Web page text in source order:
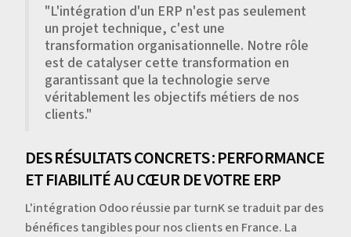
"L'intégration d'un ERP n'est pas seulement
un projet technique, c'est une
transformation organisationnelle. Notre rôle
est de catalyser cette transformation en
garantissant que la technologie serve
véritablement les objectifs métiers de nos
clients."
DES RÉSULTATS CONCRETS : PERFORMANCE
ET FIABILITÉ AU CŒUR DE VOTRE ERP
L'intégration Odoo réussie par turnK se traduit par des
bénéfices tangibles pour nos clients en France. La